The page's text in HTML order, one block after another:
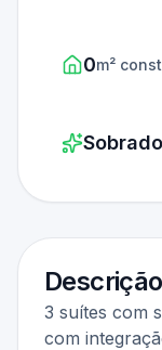
0m²
Sobrado
Descrição
3 suítes com
com